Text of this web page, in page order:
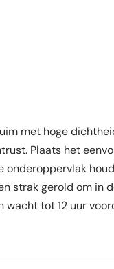
met hoge
Plaats het
strak gerold om in
wacht tot 12 uur